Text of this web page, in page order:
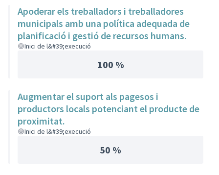
Apoderar els treballadors i treballadores
municipals amb una política adequada de
planificació i gestió de recursos humans.
Inici de l&#39;execució
100 %
Augmentar el suport als pagesos i
productors locals potenciant el producte de
proximitat.
Inici de l&#39;execució
50 %